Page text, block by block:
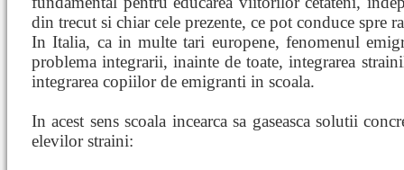
din trecut si chiar cele prezente, ce pot conduce spre
In Italia, ca in multe tari europene, fenomenul
problema integrarii, inainte de toate, integrarea
integrarea copiilor de emigranti in scoala.
In acest sens scoala incearca sa gaseasca solutii
elevilor straini: